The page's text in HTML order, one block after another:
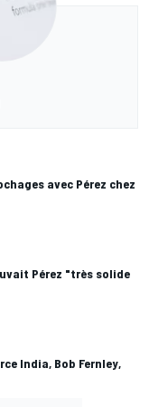
avec Pérez chez
Pérez "très solide
India, Bob Fernley,